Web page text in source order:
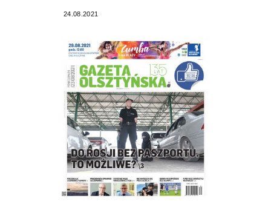
24.08.2021